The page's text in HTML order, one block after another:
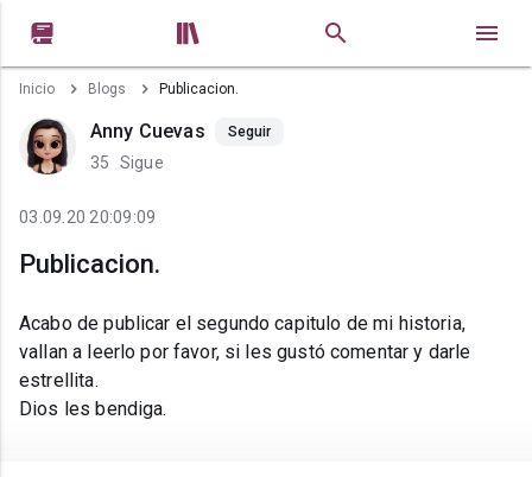
 
Inicio Blogs Publicacion.
Anny Cuevas Seguir
35 Sigue
03.09.20 20:09:09
Publicacion.
Acabo de publicar el segundo capitulo de mi historia,
vallan a leerlo por favor, si les gustó comentar y darle
estrellita.
Dios les bendiga.